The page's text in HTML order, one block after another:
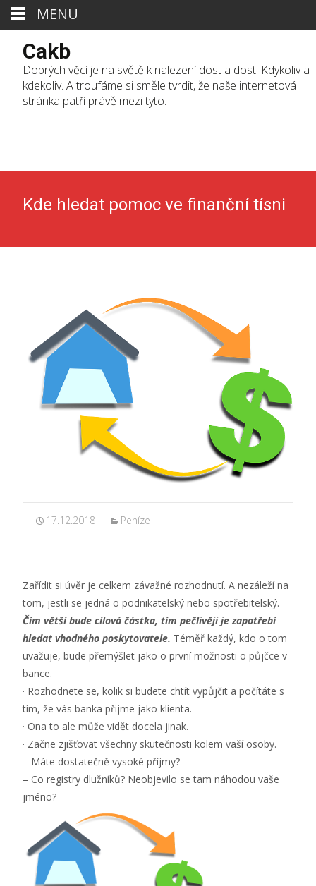
Cakb
Dobrých věcí je na světě k nalezení dost a dost. Kdykoliv a
kdekoliv. A troufáme si směle tvrdit, že naše internetová
stránka patří právě mezi tyto.
Kde hledat pomoc ve finanční tísni
17.12.2018 Peníze
Zařídit si úvěr je celkem závažné rozhodnutí. A nezáleží na
tom, jestli se jedná o podnikatelský nebo spotřebitelský.
Čím větší bude cílová částka, tím pečlivěji je zapotřebí
hledat vhodného poskytovatele. Téměř každý, kdo o tom
uvažuje, bude přemýšlet jako o první možnosti o půjčce v
bance.
· Rozhodnete se, kolik si budete chtít vypůjčit a počítáte s
tím, že vás banka přijme jako klienta.
· Ona to ale může vidět docela jinak.
· Začne zjišťovat všechny skutečnosti kolem vaší osoby.
– Máte dostatečně vysoké příjmy?
– Co registry dlužníků? Neobjevilo se tam náhodou vaše
jméno?
MENU